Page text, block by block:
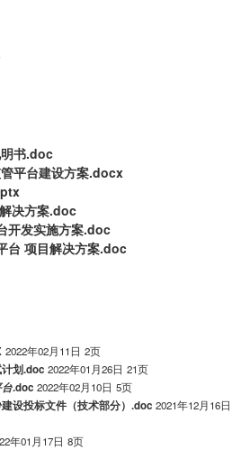
书.doc
平台建设方案.docx
决方案.doc
开发实施方案.doc
台 项目解决方案.doc
2022年02月11日 2页
计划.doc 2022年01月26日 21页
台.doc 2022年02月10日 5页
建设投标文件（技术部分）.doc 2021年12月16日
年01月17日 8页